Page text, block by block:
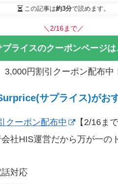
この記事は約3分で読めます。
＼2/16まで／
プライスのクーポンページは
3,000円割引クーポン配布中
サプライス)がお
クーポン配布中
【2/16まで
会社HIS運営だから万が一の
対応